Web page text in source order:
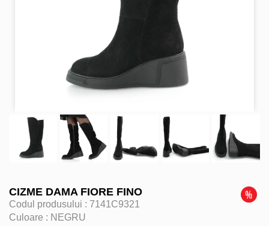
CIZME DAMA FIORE FINO
Codul produsului : 7141C9321
Culoare : NEGRU